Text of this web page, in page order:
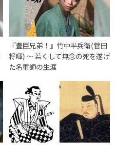
『豊臣兄弟！』竹中半兵衛(菅田
将暉) 〜 若くして無念の死を遂げ
た名軍師の生涯